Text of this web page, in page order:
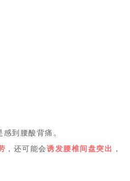
到腰酸背痛。
，还可能会诱发腰椎间盘突出 ，